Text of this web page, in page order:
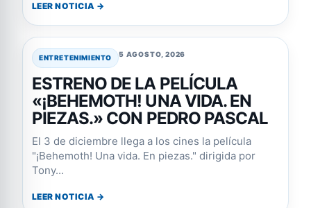
LEER NOTICIA →
ENTRETENIMIENTO 5 AGOSTO, 2026
ESTRENO DE LA PELÍCULA
«¡BEHEMOTH! UNA VIDA. EN
PIEZAS.» CON PEDRO PASCAL
El 3 de diciembre llega a los cines la película
"¡Behemoth! Una vida. En piezas." dirigida por
Tony...
LEER NOTICIA →